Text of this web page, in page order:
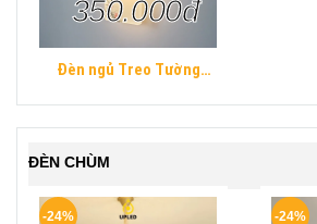
Đèn ngủ Treo Tường
350.000đ
ĐÈN CHÙM
-24% -24%